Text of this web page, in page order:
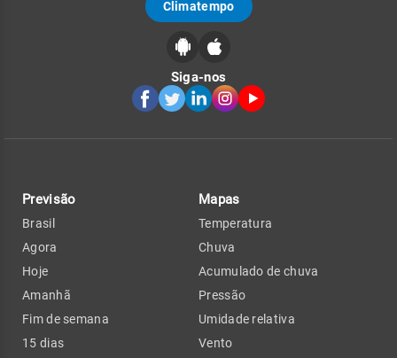
Climatempo
Siga-nos
Previsão
Brasil
Agora
Hoje
Amanhã
Fim de semana
15 dias
Mapas
Temperatura
Chuva
Acumulado de chuva
Pressão
Umidade relativa
Vento